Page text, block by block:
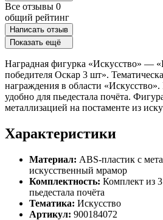
Все отзывы 0
общий рейтинг
Написать отзыв
Показать ещё
Наградная фигурка «Искусство» —
победителя Оскар 3 шт».
награждения в области
удобно для пьедестала почёта.
металлизацией на постаменте из
Характеристики
Материал: ABS-пластик с
искусственный мрамор
Комплектность: Комплект из
пьедестала почёта
Тематика: Искусство
Артикул: 900184072